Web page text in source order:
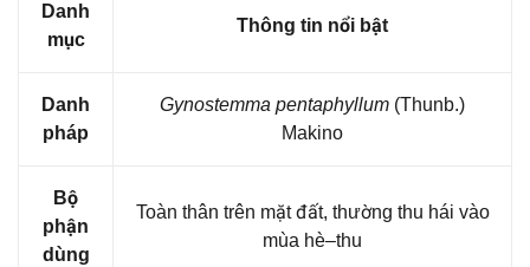
Danh
mục
Thông tin nổi bật
Danh
pháp
Gynostemma pentaphyllum (Thunb.)
Makino
Bộ
phận
dùng
Toàn thân trên mặt đất, thường thu hái vào
mùa hè–thu